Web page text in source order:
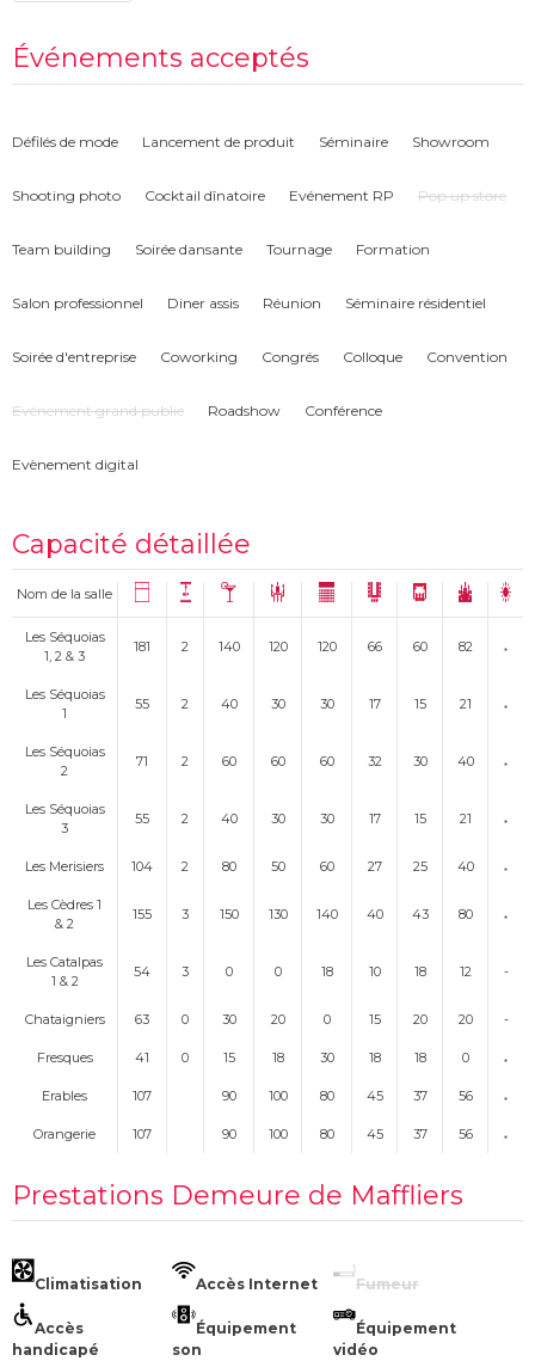
tous types d'événements : journée d'étude, séminaire, déjeuner, dîner,
lancement de produit, team building etc. Nos salles réparties entre le
château, la cour des dépendances et les anciennes écuries, sont prêtes à
salon privé, terrasse ou jardin (pique-nique, barbecue) et réaliser vos
activités d'incentive dans notre magnifique parc.
Événements acceptés
Défilés de mode Lancement de produit Séminaire Showroom
Shooting photo Cocktail dînatoire Evénement RP Pop up store
Team building Soirée dansante Tournage Formation
Salon professionnel Diner assis Réunion Séminaire résidentiel
Soirée d'entreprise Coworking Congrés Colloque Convention
Evénement grand public Roadshow Conférence
Evènement digital
Capacité détaillée
Nom de la salle
Les Séquoias
1, 2 & 3
181 2 140 120 120 66 60 82
Les Séquoias
1
55 2 40 30 30 17 15 21
Les Séquoias
2
71 2 60 60 60 32 30 40
Les Séquoias
3
55 2 40 30 30 17 15 21
Les Merisiers 104 2 80 50 60 27 25 40
Les Cèdres 1
& 2
155 3 150 130 140 40 43 80
Les Catalpas
1 & 2
54 3 0 0 18 10 18 12 -
Chataigniers 63 0 30 20 0 15 20 20 -
Fresques 41 0 15 18 30 18 18 0
Erables 107 90 100 80 45 37 56
Orangerie 107 90 100 80 45 37 56
Prestations Demeure de Maffliers
Climatisation Accès Internet Fumeur
Accès
handicapé
Équipement
son
Équipement
vidéo